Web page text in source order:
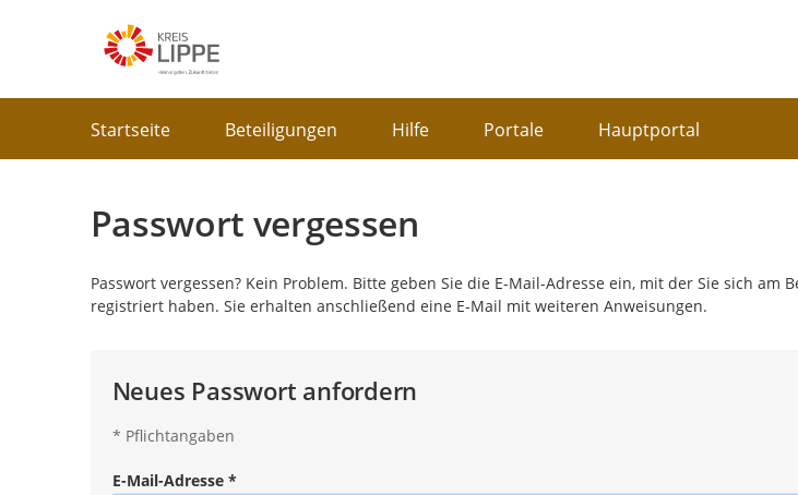
Startseite Beteiligungen Hilfe Portale Hauptportal
Passwort vergessen
Passwort vergessen? Kein Problem. Bitte geben Sie die E-Mail-Adresse ein, mit der Sie sich am
registriert haben. Sie erhalten anschließend eine E-Mail mit weiteren Anweisungen.
Neues Passwort anfordern
* Pflichtangaben
E-Mail-Adresse*